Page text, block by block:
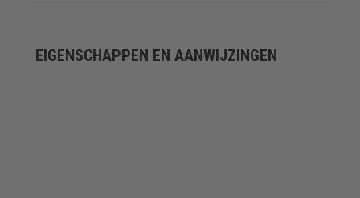
EIGENSCHAPPEN EN AANWIJZINGEN